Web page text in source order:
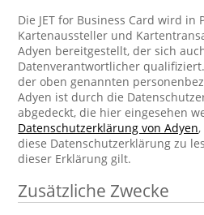
Die JET for Business Card wird
Kartenaussteller und
Adyen bereitgestellt, der sich
Datenverantwortlicher
der oben genannten
Adyen ist durch die
abgedeckt, die hier eingesehen
Datenschutzerklärung von Adyen
diese Datenschutzerklärung zu
dieser Erklärung gilt.
Zusätzliche Zwecke